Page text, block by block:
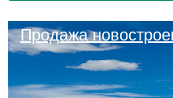
Продажа